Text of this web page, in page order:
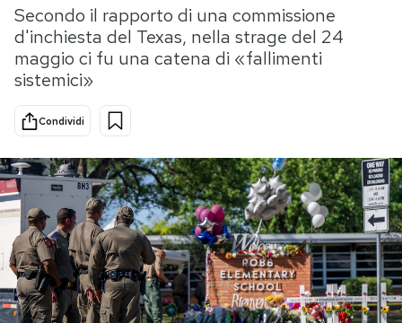
Politica
Tecnologia
Internet
Scienza
Cultura
Economia
Sport
Consumismi
Storie/Idee
Altrecose
Mondiali calcio 2026
PODCAST
Secondo il rapporto di una commissione
d'inchiesta del Texas, nella strage del 24
maggio ci fu una catena di «fallimenti
sistemici»
Condividi